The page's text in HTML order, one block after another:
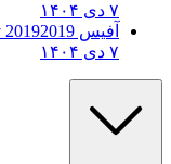
آفیس 2019 2019 Microsoft Office 2019 Pro Plus v